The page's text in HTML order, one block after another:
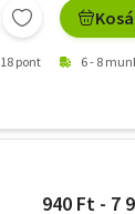
18 pont 6 - 8
940 Ft - 7